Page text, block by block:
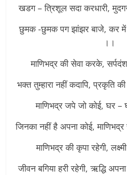
खडग – त्रिशूल सदा करधारी,
छुमक -छुमक पग झांझर बाजे, कर
।।
माणिभद्र की सेवा करके,
भक्त तुम्हारा नहीं कदापि, प्रकृति
माणिभद्र जपे जो कोई, घर –
जिनका नहीं है अपना कोई,
माणिभद्र की कृपा रहेगी,
जीवन बगिया हरी रहेगी, ऋद्धि